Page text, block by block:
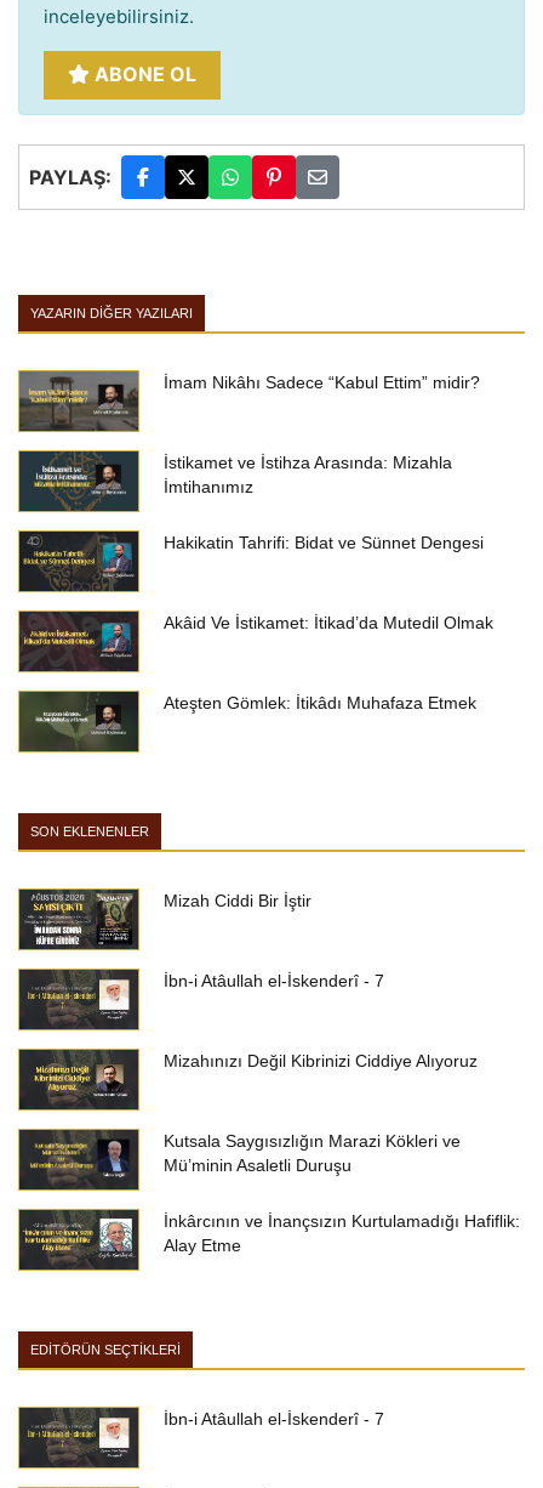
inceleyebilirsiniz.
ABONE OL
PAYLAŞ:
YAZARIN DIĞER YAZILARI
İmam Nikâhı Sadece “Kabul Ettim” midir?
İstikamet ve İstihza Arasında: Mizahla
İmtihanımız
Hakikatin Tahrifi: Bidat ve Sünnet Dengesi
Akâid Ve İstikamet: İtikad’da Mutedil Olmak
Ateşten Gömlek: İtikâdı Muhafaza Etmek
SON EKLENENLER
Mizah Ciddi Bir İştir
İbn-i Atâullah el-İskenderî - 7
Mizahınızı Değil Kibrinizi Ciddiye Alıyoruz
Kutsala Saygısızlığın Marazi Kökleri ve
Mü’minin Asaletli Duruşu
İnkârcının ve İnançsızın Kurtulamadığı Hafiflik:
Alay Etme
EDİTÖRÜN SEÇTİKLERİ
İbn-i Atâullah el-İskenderî - 7